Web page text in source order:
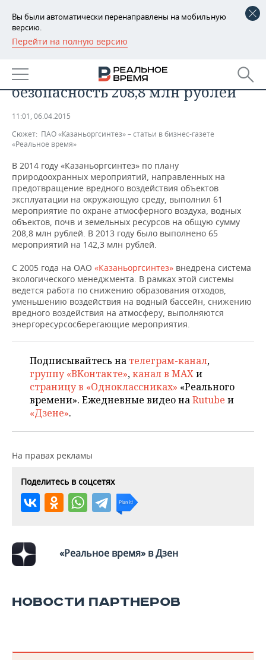
Вы были автоматически перенаправлены на мобильную
версию.
Перейти на полную версию
РЕГИОНЫ
БАШКОРТОСТАН
ТАТАРСТАН
НОВОСТИ
АНАЛИТИКА
ДЕКЛАРАЦИИ О ДОХОДАХ
КОРОЛИ ГОСЗАКАЗА ПФО
ВУЗЫ ТАТАРСТАНА
КОМУ ПРИНАДЛЕЖАТ
ТОРГОВЫЕ ЦЕНТРЫ
ТАТАРСТАНА
НОВОСТИ ЭКОНОМИКИ
ФИНАНСЫ
БАНКИ
БЮДЖЕТ
ПРОМЫШЛЕННОСТЬ
НОВОСТИ
ПРОМЫШЛЕННОСТИ
АГРОПРОМ
МАШИНОСТРОЕНИЕ
НЕФТЕХИМИЯ
НЕФТЬ
ОПК
НЕДВИЖИМОСТЬ
НОВОСТИ НЕДВИЖИМОСТИ
АВТО
НОВОСТИ АВТО
БИЗНЕС
РОЗНИЧНАЯ ТОРГОВЛЯ
ТРАНСПОРТ
УСЛУГИ
НОВОСТИ ТЕХНОЛОГИЙ
IT
МЕДИА
ТЕЛЕКОММУНИКАЦИИ
МЕРОПРИЯТИЯ
НОВОСТИ МЕРОПРИЯТИЙ
ВЫЕЗДНАЯ РЕДАКЦИЯ
БИЗНЕС-БРАНЧИ
ONLINE-КОНФЕРЕНЦИИ
СПОРТ
НОВОСТИ СПОРТА
ФУТБОЛ
ХОККЕЙ
ВОЛЕЙБОЛ
КИБЕРСПОРТ
ФИГУРНОЕ КАТАНИЕ
ХОККЕЙ С МЯЧОМ
ОБЩЕСТВО
НОВОСТИ ОБЩЕСТВА
ВЛАСТЬ
ИСТОРИЯ
КУЛЬТУРА
МЕДИЦИНА
ПРОИСШЕСТВИЯ
ФОТОГАЛЕРЕЯ
СЮЖЕТЫ
СПИСОК ПЕРСОН
СПИСОК КОМПАНИЙ
ПОЛНАЯ ВЕРСИЯ
2014 году на экологическую
безопасность 208,8 млн рублей
11:01, 06.04.2015
Сюжет: ПАО «Казаньоргсинтез» – статьи в бизнес-газете
«Реальное время»
В 2014 году «Казаньоргсинтез» по плану
природоохранных мероприятий, направленных на
предотвращение вредного воздействия объектов
эксплуатации на окружающую среду, выполнил 61
мероприятие по охране атмосферного воздуха, водных
объектов, почв и земельных ресурсов на общую сумму
208,8 млн рублей. В 2013 году было выполнено 65
мероприятий на 142,3 млн рублей.
С 2005 года на ОАО «Казаньоргсинтез» внедрена система
экологического менеджмента. В рамках этой системы
ведется работа по снижению образования отходов,
уменьшению воздействия на водный бассейн, снижению
вредного воздействия на атмосферу, выполняются
энергоресурсосберегающие мероприятия.
Подписывайтесь на телеграм-канал,
группу «ВКонтакте»,канал в MAXи
страницу в «Одноклассниках» «Реального
времени». Ежедневные видео наRutube и
«Дзене».
На правах рекламы
Поделитесь в соцсетях
«Реальное время» в Дзен
НОВОСТИ ПАРТНЕРОВ